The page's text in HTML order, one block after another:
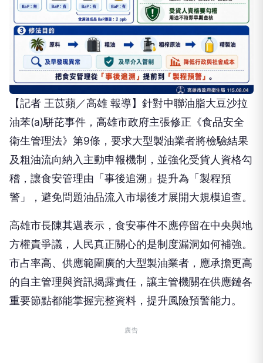
【記者 王苡蘋／高雄 報導】針對中聯油脂大豆沙拉
油苯(a)駢芘事件，高雄市政府主張修正《食品安全
衛生管理法》第9條，要求大型製油業者將檢驗結果
及粗油流向納入主動申報機制，並強化受貨人資格勾
稽，讓食安管理由「事後追溯」提升為「製程預
警」，避免問題油品流入市場後才展開大規模追查。
高雄市長陳其邁表示，食安事件不應停留在中央與地
方權責爭議，人民真正關心的是制度漏洞如何補強。
市占率高、供應範圍廣的大型製油業者，應承擔更高
的自主管理與資訊揭露責任，讓主管機關在供應鏈各
重要節點都能掌握完整資料，提升風險預警能力。
廣告